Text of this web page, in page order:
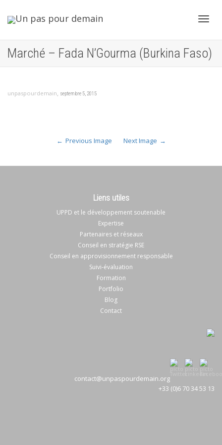
Marché – Fada N’Gourma (Burkina Faso)
unpaspourdemain, septembre 5, 2015
Previous Image Next Image
Liens utiles
UPPD et le développement soutenable
Expertise
Partenaires et réseaux
Conseil en stratégie RSE
Conseil en approvisionnement responsable
Suivi-évaluation
Formation
Portfolio
Blog
Contact
contact@unpaspourdemain.org
+33 (0)6 70 34 53 13